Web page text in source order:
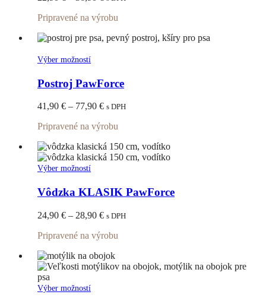
Možnosti
môžete
vybrať
na
stránke
produktu.
22,90 €
36,90 €
Pripravené na výrobu
Výber možnostíTento
má
viacero
variantov.
Možnosti
si
môžete
vybrať
na
stránke
Postroj PawForce
41,90 € – 77,90 €Price
41,90 €
77,90 €
s DPH
Pripravené na výrobu
Výber možnostíTento
má
viacero
variantov.
Možnosti
môžete
vybrať
na
stránke
produktu.
Vôdzka KLASIK PawForce
24,90 € – 28,90 €Price
24,90 €
28,90 €
s DPH
Pripravené na výrobu
Výber možnostíTento